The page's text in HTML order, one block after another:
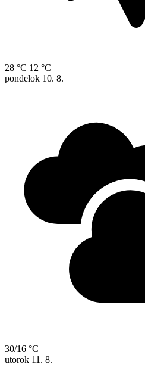
28 °C 12 °C
pondelok 10. 8.
30/16 °C
utorok 11. 8.